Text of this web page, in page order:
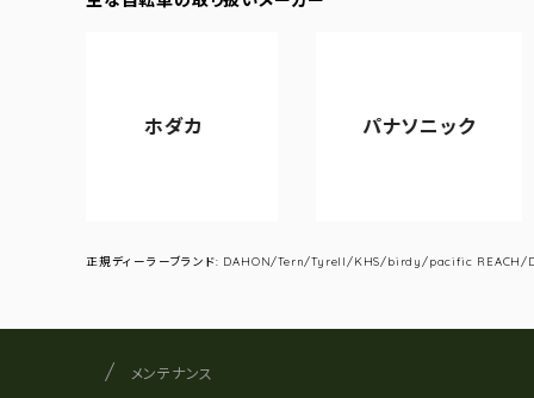
パナソニック
正規ディーラーブランド: DAHON/Tern/Tyrell/KHS/birdy/pacific
サイト内の現在地
サイクルショップナカゴヤ
メンテナンス